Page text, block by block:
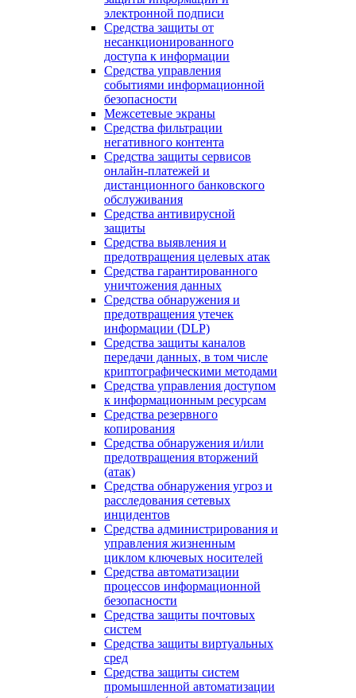
электронной подписи
Средства защиты от
несанкционированного
доступа к информации
Средства управления
событиями информационной
безопасности
Межсетевые экраны
Средства фильтрации
негативного контента
Средства защиты сервисов
онлайн-платежей и
дистанционного банковского
обслуживания
Средства антивирусной
защиты
Средства выявления и
предотвращения целевых атак
Средства гарантированного
уничтожения данных
Средства обнаружения и
предотвращения утечек
информации (DLP)
Средства защиты каналов
передачи данных, в том числе
криптографическими методами
Средства управления доступом
к информационным ресурсам
Средства резервного
копирования
Средства обнаружения и/или
предотвращения вторжений
(атак)
Средства обнаружения угроз и
расследования сетевых
инцидентов
Средства администрирования и
управления жизненным
циклом ключевых носителей
Средства автоматизации
процессов информационной
безопасности
Средства защиты почтовых
систем
Средства защиты виртуальных
сред
Средства защиты систем
промышленной автоматизации